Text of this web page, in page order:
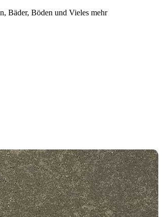
Bäder, Böden und Vieles mehr